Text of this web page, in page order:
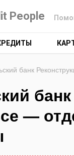
People
банк
—